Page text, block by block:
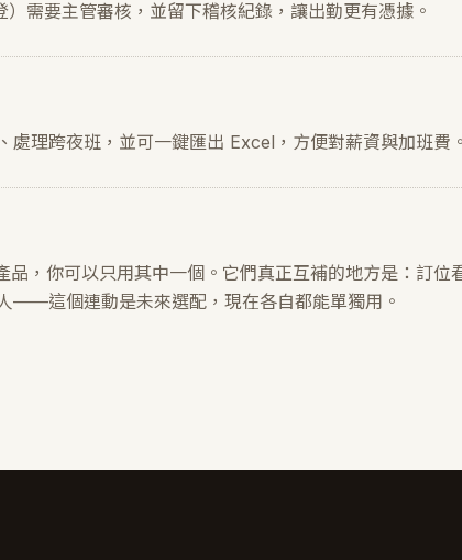
需要主管審核，並留下稽核紀錄，讓出勤更有憑據。
處理跨夜班，並可一鍵匯出 Excel，方便對薪資與加班費
，你可以只用其中一個。它們真正互補的地方是：訂位
——這個連動是未來選配，現在各自都能單獨用。